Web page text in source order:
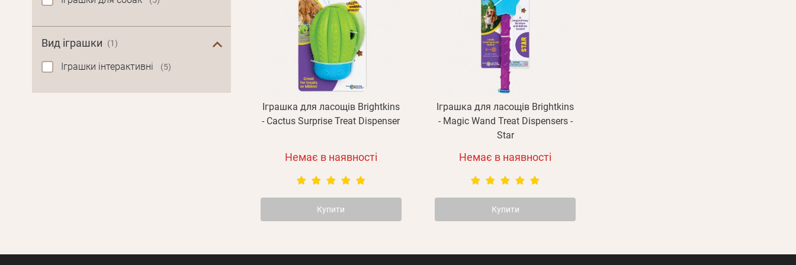
Вид іграшки (1)
Іграшки інтерактивні (5)
Іграшка для ласощів Brightkins
- Cactus Surprise Treat Dispenser
Немає в наявності
Купити
Іграшка для ласощів Brightkins
- Magic Wand Treat Dispensers -
Star
Немає в наявності
Купити
або з допомогою
Отримувати повідомлення про новинки,
знижки, акції